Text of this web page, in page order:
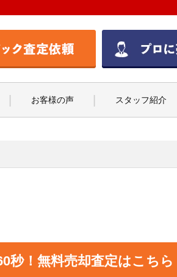
お客様の声 スタッフ紹介
秒！無料売却査定はこちら